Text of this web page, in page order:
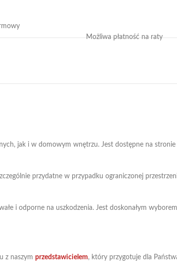
Możliwa płatność na raty
jak i w domowym wnętrzu. Jest dostępne na
przydatne w przypadku ograniczonej
i odporne na uszkodzenia. Jest doskonałym
z naszym przedstawicielem, który przygotuje dla